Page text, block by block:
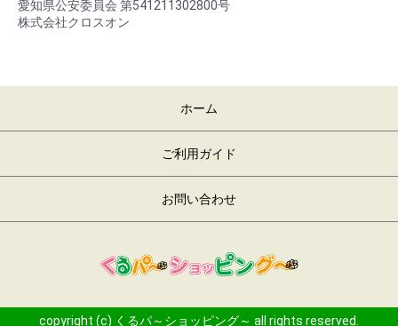
愛知県公安委員会 第541211302800号
株式会社クロスオン
ホーム
ご利用ガイド
お問い合わせ
copyright (c) くるパ～ショッピング～ all rights reserved.